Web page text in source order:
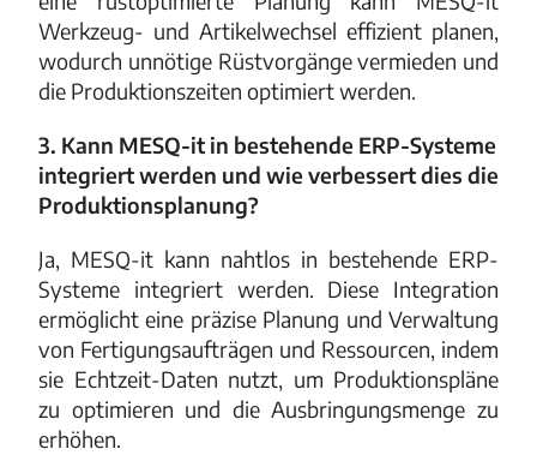
Werkzeug- und Artikelwechsel effizient planen,
wodurch unnötige Rüstvorgänge vermieden und
die Produktionszeiten optimiert werden.
3. Kann MESQ-it in bestehende ERP-Systeme
integriert werden und wie verbessert dies die
Produktionsplanung?
Ja, MESQ-it kann nahtlos in bestehende ERP-
Systeme integriert werden. Diese Integration
ermöglicht eine präzise Planung und Verwaltung
von Fertigungsaufträgen und Ressourcen, indem
sie Echtzeit-Daten nutzt, um Produktionspläne
zu optimieren und die Ausbringungsmenge zu
erhöhen.